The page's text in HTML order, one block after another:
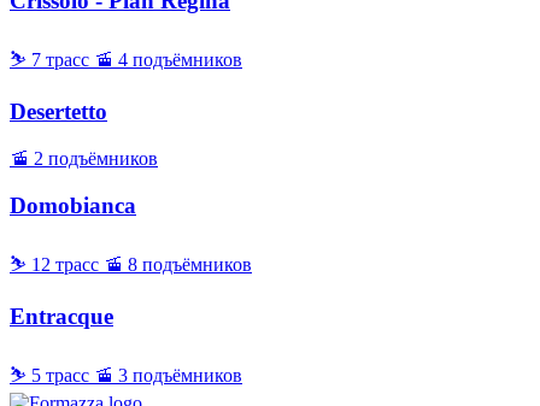
⛷ 7 трасс 🚡 4 подъёмников
Desertetto
🚡 2 подъёмников
Domobianca
⛷ 12 трасс 🚡 8 подъёмников
Entracque
⛷ 5 трасс 🚡 3 подъёмников